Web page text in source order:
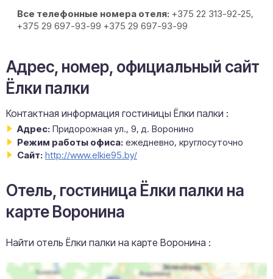
Все телефонные номера отеля: +375 22 313-92-25,
+375 29 697-93-99 +375 29 697-93-99
Адрес, номер, официальный сайт
Ёлки палки
Контактная информация гостиницы Ёлки палки :
Адрес: Придорожная ул., 9, д. Воронино
Режим работы офиса: ежедневно, круглосуточно
Сайт: http://www.elkie95.by/
Отель, гостиница Ёлки палки на
карте Воронина
Найти отель Ёлки палки на карте Воронина :